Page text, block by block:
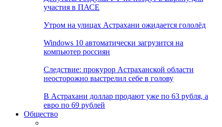
участия в ПАСЕ
Утром на улицах Астрахани ожидается гололёд
Windows 10 автоматически загрузится на
компьютер россиян
Следствие: прокурор Астраханской области
неосторожно выстрелил себе в голову
В Астрахани доллар продают уже по 63 рубля, а
евро по 69 рублей
Общество